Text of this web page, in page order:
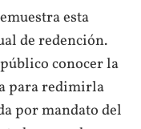
esta
de redención.
conocer la
para redimirla
por mandato del